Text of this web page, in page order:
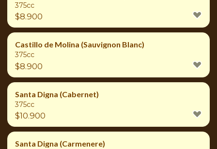
375cc
$8.900
Castillo de Molina (Sauvignon Blanc)
375cc
$8.900
Santa Digna (Cabernet)
375cc
$10.900
Santa Digna (Carmenere)